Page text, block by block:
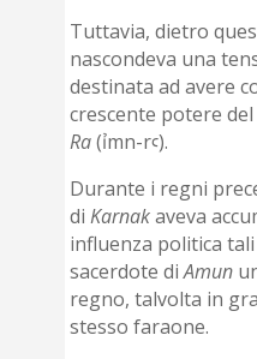
Tuttavia, dietro
nascondeva una
destinata ad avere
crescente potere
Ra(ỉmn-rꜥ).
Durante i regni
diKarnakaveva
influenza politica
sacerdote diAmun
regno, talvolta in
stesso faraone.